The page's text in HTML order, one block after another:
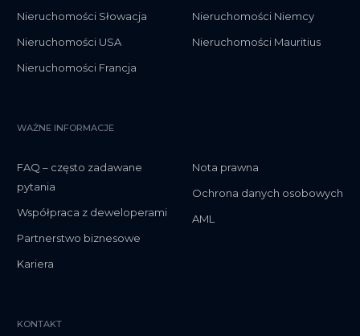
Nieruchomości Słowacja
Nieruchomości USA
Nieruchomości Francja
Nieruchomości Niemcy
Nieruchomości Mauritius
WAŻNE INFORMACJE
FAQ – często zadawane
pytania
Współpraca z deweloperami
Partnerstwo biznesowe
Kariera
Nota prawna
Ochrona danych osobowych
AML
KONTAKT